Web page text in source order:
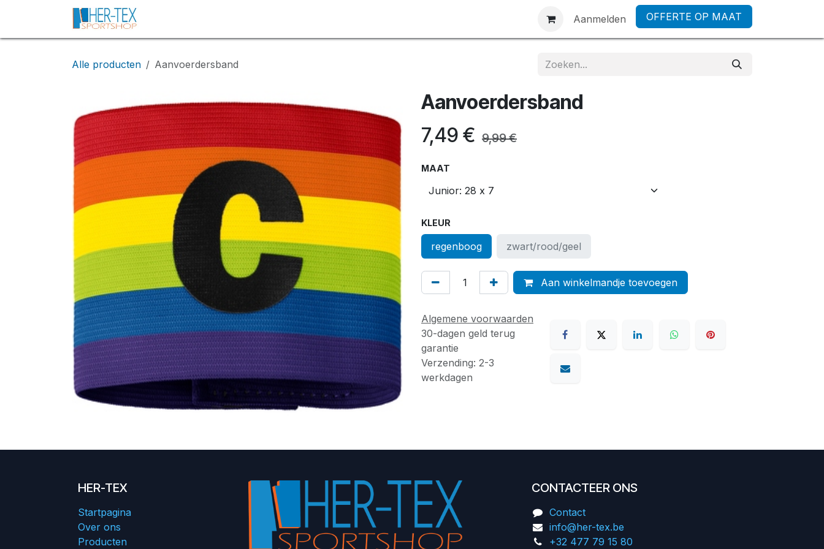
Overslaan naar inhoud
Aanmelden OFFERTE OP MAAT
Alle producten Aanvoerdersband
Aanvoerdersband
7,49 € 9,99€
MAAT
KLEUR
regenboog zwart/rood/geel
Aan winkelmandje toevoegen
Algemene voorwaarden
30-dagen geld terug
garantie
Verzending: 2-3
werkdagen
HER-TEX
Startpagina
Over ons
Producten
CONTACTEER ONS
Contact
info@her-tex.be
+32 477 79 15 80